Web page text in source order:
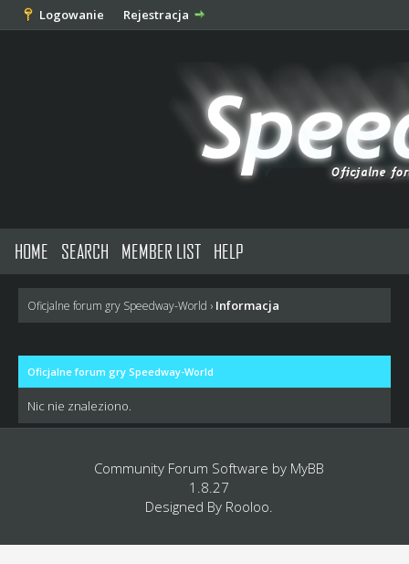
Logowanie Rejestracja
HOME SEARCH MEMBER LIST HELP
Oficjalne forum gry Speedway-World › Informacja
Oficjalne forum gry Speedway-World
Nic nie znaleziono.
Community Forum Software by MyBB
1.8.27
Designed By Rooloo.